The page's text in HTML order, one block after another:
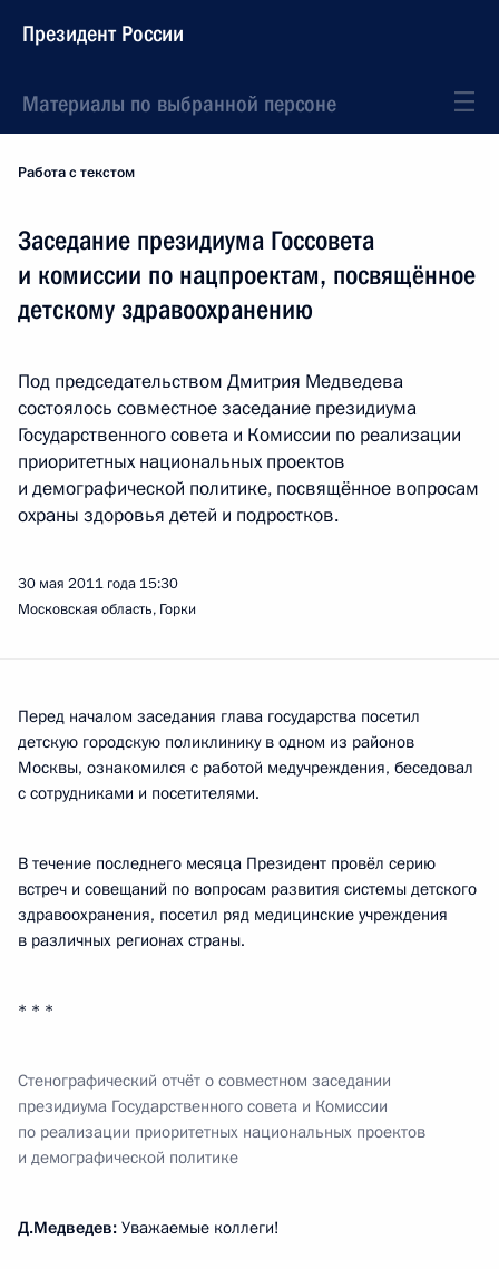
Президент России
Материалы по выбранной персоне
Работа с текстом
Заседание президиума Госсовета
и комиссии по нацпроектам, посвящённое
детскому здравоохранению
Под председательством Дмитрия Медведева
состоялось совместное заседание президиума
Государственного совета и Комиссии по реализации
приоритетных национальных проектов
и демографической политике, посвящённое вопросам
охраны здоровья детей и подростков.
30 мая 2011 года 15:30
Московская область, Горки
Перед началом заседания глава государства посетил
детскую городскую поликлинику в одном из районов
Москвы, ознакомился с работой медучреждения, беседовал
с сотрудниками и посетителями.
В течение последнего месяца Президент провёл серию
встреч и совещаний по вопросам развития системы детского
здравоохранения, посетил ряд медицинские учреждения
в различных регионах страны.
* * *
Стенографический отчёт о совместном заседании
президиума Государственного совета и Комиссии
по реализации приоритетных национальных проектов
и демографической политике
Д.Медведев: Уважаемые коллеги!